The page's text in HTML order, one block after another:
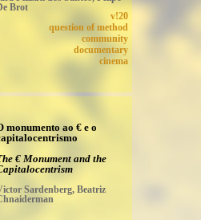
Brot
v!20
question of method
community
documentary
cinema
monumento ao € e o
€ Monument and the
Sardenberg, Beatriz